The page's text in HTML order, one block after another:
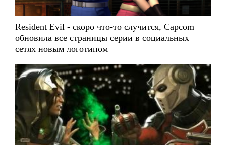
Resident Evil - скоро что-то случится, Capcom
обновила все страницы серии в социальных
сетях новым логотипом